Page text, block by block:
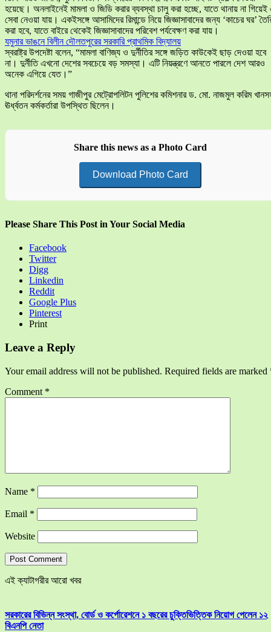
হয়েছে। অনলাইনেই মামলা ও জিডি করার ব্যবস্থা চালু করা হচ্ছে, যাতে থানায় না গিয়েই
সেবা নেওয়া যায়। একইসঙ্গে আসামিদের রিমান্ডে নিয়ে জিজ্ঞাসাবাদের জন্য ‘কাচের ঘর’
করা হবে, যাতে বাইরে থেকেই জিজ্ঞাসাবাদের পরিবেশ পর্যবেক্ষণ করা যায়।
যমুনার ভাঙনে বিলীন দৌলতপুরের সরকারি প্রাথমিক বিদ্যালয়
স্বরাষ্ট্র উপদেষ্টা বলেন, “মামলা বাণিজ্য ও দুর্নীতির সঙ্গে জড়িত কাউকেই ছাড় দেওয়া হবে
না। দুর্নীতি এখনো দেশের সবচেয়ে বড় সমস্যা। এটি নিয়ন্ত্রণে আনতে পারলে দেশ আরও
অনেক এগিয়ে যেত।”
থানা পরিদর্শনের সময় গাজীপুর মেট্রোপলিটন পুলিশের কমিশনার ড. মো. নাজমুল করিম
ঊর্ধ্বতন কর্মকর্তারা উপস্থিত ছিলেন।
Share this news as a Photo Card
Download Photo Card
Please Share This Post in Your Social Media
Facebook
Twitter
Digg
Linkedin
Reddit
Google Plus
Pinterest
Print
Leave a Reply
Your email address will not be published. Required fields are marked
Comment *
Name *
Email *
Website
এই ক্যাটাগরীর আরো খবর
সরকারের বিভিন্ন সংস্থা, বোর্ড ও কর্পোরেশনে ১ বছরের চুক্তিভিত্তিক নিয়োগ পেলেন ১২
বিএনপি নেতা